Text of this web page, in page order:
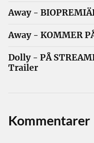
Away -
Away - KOMMER
Dolly - PÅ
Trailer
Kommentarer